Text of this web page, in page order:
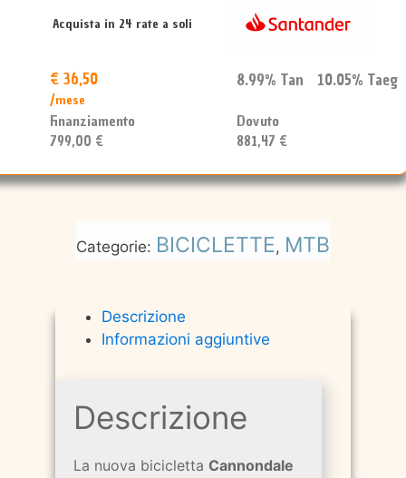
Acquista in 24 rate a soli
€ 36,50
/mese
Finanziamento
799,00 €
8.99% Tan 10.05% Taeg
Dovuto
881,47 €
Categorie: BICICLETTE, MTB
Descrizione
Informazioni aggiuntive
Descrizione
La nuova bicicletta Cannondale